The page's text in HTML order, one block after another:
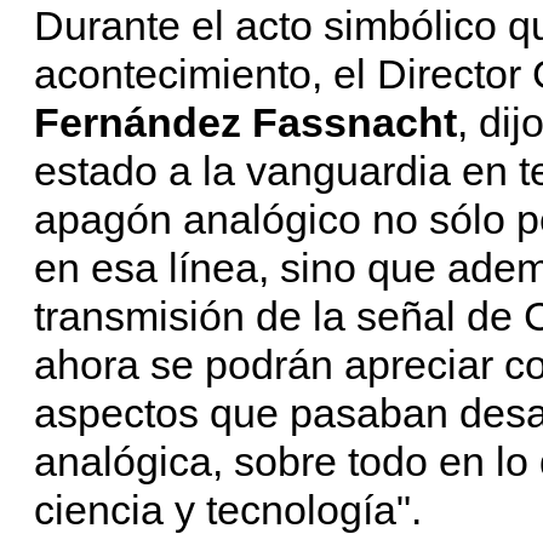
Durante el acto simbólico
acontecimiento, el
Fernández Fassnacht,
estado a la vanguardia en
apagón analógico no sólo
en esa línea, sino que
transmisión de la señal de
ahora se podrán apreciar
aspectos que pasaban
analógica, sobre todo en
ciencia y tecnología".